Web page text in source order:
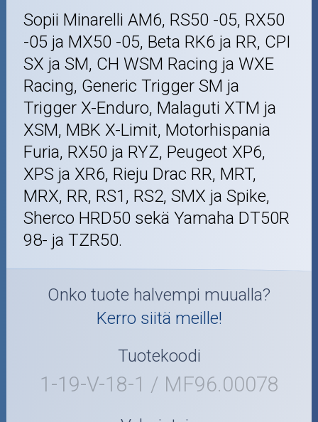
Sopii Minarelli AM6, RS50 -05, RX50
-05 ja MX50 -05, Beta RK6 ja RR, CPI
SX ja SM, CH WSM Racing ja WXE
Racing, Generic Trigger SM ja
Trigger X-Enduro, Malaguti XTM ja
XSM, MBK X-Limit, Motorhispania
Furia, RX50 ja RYZ, Peugeot XP6,
XPS ja XR6, Rieju Drac RR, MRT,
MRX, RR, RS1, RS2, SMX ja Spike,
Sherco HRD50 sekä Yamaha DT50R
98- ja TZR50.
Onko tuote halvempi muualla?
Kerro siitä meille!
Tuotekoodi
1-19-V-18-1 / MF96.00078